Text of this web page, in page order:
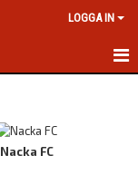
LOGGA IN
Nacka FC